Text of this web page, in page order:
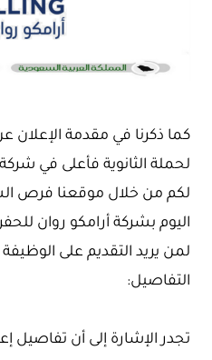
كما ذكرنا في مقدمة
لحملة الثانوية فأعلى في
لكم من خلال موقعنا فرص
اليوم بشركة أرامكو روان
لمن يريد التقديم على
التفاصيل:
تجدر الإشارة إلى أن تفاصيل